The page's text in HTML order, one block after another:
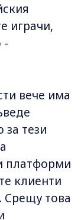
играчи,
-
вече има
за тези
платформи
клиенти
Срещу това